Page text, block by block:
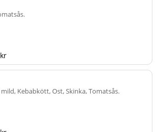
.
Kebabkött, Ost, Skinka, Tomatsås.